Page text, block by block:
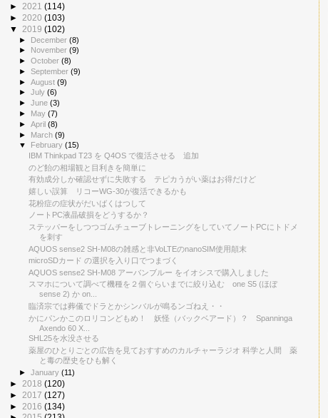
► 2021 (114)
► 2020 (103)
▼ 2019 (102)
► December(8)
►
November(9)
►October(8)
►September(9)
►August(9)
►July(6)
►June(3)
► May(7)
►April(8)
► March(9)
▼
February(15)
IBM Thinkpad T23 を Q4OS で復活させる 追加
のど飴の相場観と目利きを簡単に
有効成分しか確認せずに失敗する テピカうがい薬はお得だけど
嬉しい誤算 リコーWG-30が復活できるかも
花粉症の症状がだいばくはつして
ノートPC液晶破損をどうするか？
ステッパーをしつつゴムチューブトレーニングをしていてノートPCにトドメ
を刺す
AQUOS sense2 SH-M08の雑感と非VoLTEのnanoSIM使用顛末
microSDカード の選択を入り口でつまづく
AQUOS sense2 SH-M08 アーバンブルー をイオシスで購入しました
スマホについて調べて機種を２個ぐらいまでに絞り込む one S5 (ほぼ
sense 2) か on...
臨済宗では葬儀でドラとかシンバルが鳴るンゴねえ・・
かにパンかこのロリコンどもめ！ 妖怪（バックベアード）？ Spanninga
Axendo 60 X...
SHL25を水没させる
薬屋のひとりごとの広告を見ておすすめのカルチャーラジオ 科学と人間 薬
と毒の歴史をひも解く
►January(11)
► 2018 (120)
► 2017 (127)
► 2016 (134)